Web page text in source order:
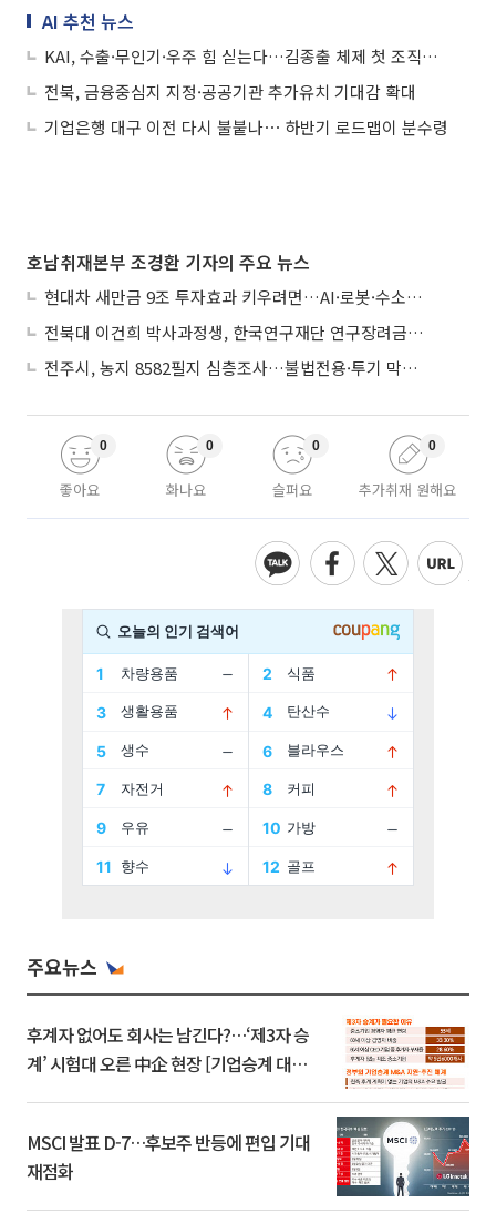
AI 추천 뉴스
KAI, 수출·무인기·우주 힘 싣는다…김종출 체제 첫 조직개편
전북, 금융중심지 지정·공공기관 추가유치 기대감 확대
기업은행 대구 이전 다시 불붙나⋯ 하반기 로드맵이 분수령
호남취재본부 조경환 기자의 주요 뉴스
현대차 새만금 9조 투자효과 키우려면…AI·로봇·수소 공공기관 집적화 시급
전북대 이건희 박사과정생, 한국연구재단 연구장려금 선정
전주시, 농지 8582필지 심층조사…불법전용·투기 막는다
좋아요
0
화나요
0
슬퍼요
0
추가취재 원해요
0
주요뉴스
후계자 없어도 회사는 남긴다?…‘제3자 승
계’ 시험대 오른 中企 현장 [기업승계 대전
MSCI 발표 D-7…후보주 반등에 편입 기대
재점화